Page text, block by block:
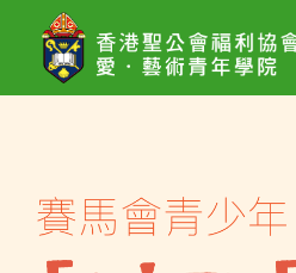
愛．
年
學